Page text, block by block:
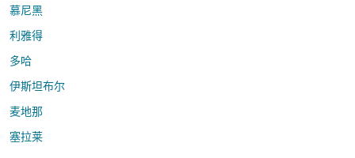
慕尼黑
利雅得
多哈
伊斯坦布尔
麦地那
塞拉莱